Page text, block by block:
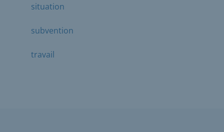
situation
subvention
travail